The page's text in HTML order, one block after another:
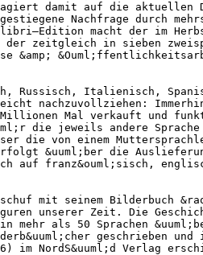
damit auf die aktuellen
Nachfrage durch
macht der im
der zeitgleich in sieben
&amp;
Russisch, Italienisch,
nachzuvollziehen:
Millionen Mal verkauft und
die jeweils andere Sprache
die von einem
&uuml;ber die
auf franz&ouml;sisch,
mit seinem Bilderbuch
unserer Zeit. Die
mehr als 50 Sprachen
geschrieben
im NordS&uuml;d Verlag